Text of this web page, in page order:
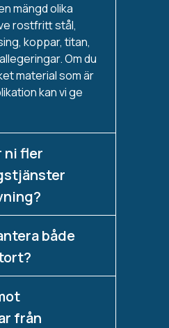
mängd olika
rostfritt stål,
koppar, titan,
Om du
material som är
kan vi ge
ni fler
både
från